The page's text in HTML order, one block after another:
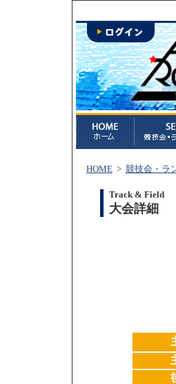
HOME > 競技会・ラ
Track & Field
大会詳細